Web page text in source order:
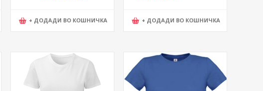
+ ДОДАДИ ВО КОШНИЧКА + ДОДАДИ ВО КОШНИЧКА